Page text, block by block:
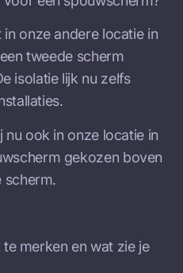
onze andere locatie in
tweede scherm
isolatie lijk nu zelfs
nu ook in onze locatie in
gekozen boven
scherm.
merken en wat zie je